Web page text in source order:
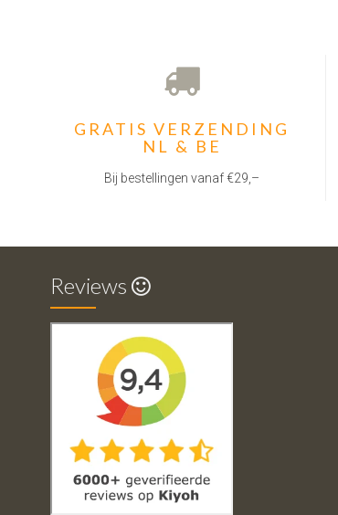
GRATIS VERZENDING
NL & BE
Bij bestellingen vanaf €29,–
Reviews